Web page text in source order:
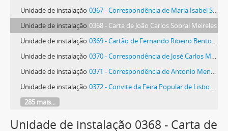
Unidade de instalação 0367 - Correspondência de Maria Isabel Sobral Meireles
Unidade de instalação 0368 - Carta de João Carlos Sobral Meireles
Unidade de instalação 0369 - Cartão de Fernando Ribeiro Bento de Mello
Unidade de instalação 0370 - Correspondência de José Carlos Melo
Unidade de instalação 0371 - Correspondência de Antonio Menendez
Unidade de instalação 0372 - Convite da Feira Popular de Lisboa, Mercado de Artesanato
285 mais...
Unidade de instalação 0368 - Carta de